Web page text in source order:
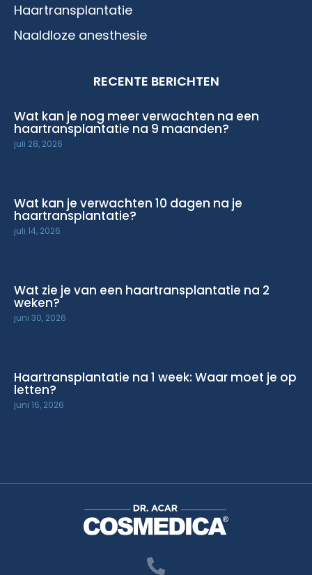
Haartransplantatie
Naaldloze anesthesie
RECENTE BERICHTEN
Wat kan je nog meer verwachten na een
haartransplantatie na 9 maanden?
juli 28, 2026
Wat kan je verwachten 10 dagen na je
haartransplantatie?
juli 14, 2026
Wat zie je van een haartransplantatie na 2
weken?
juni 30, 2026
Haartransplantatie na 1 week: Waar moet je op
letten?
juni 16, 2026